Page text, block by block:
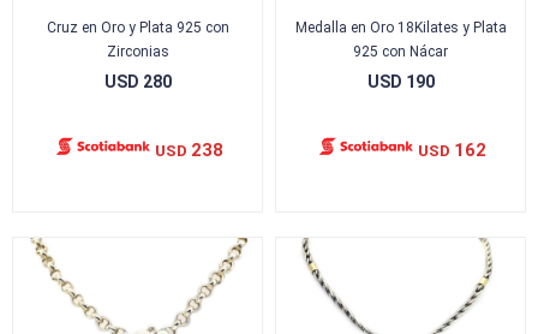
Cruz en Oro y Plata 925 con
Zirconias
USD 280
USD 238
Medalla en Oro 18Kilates y Plata
925 con Nácar
USD 190
USD 162